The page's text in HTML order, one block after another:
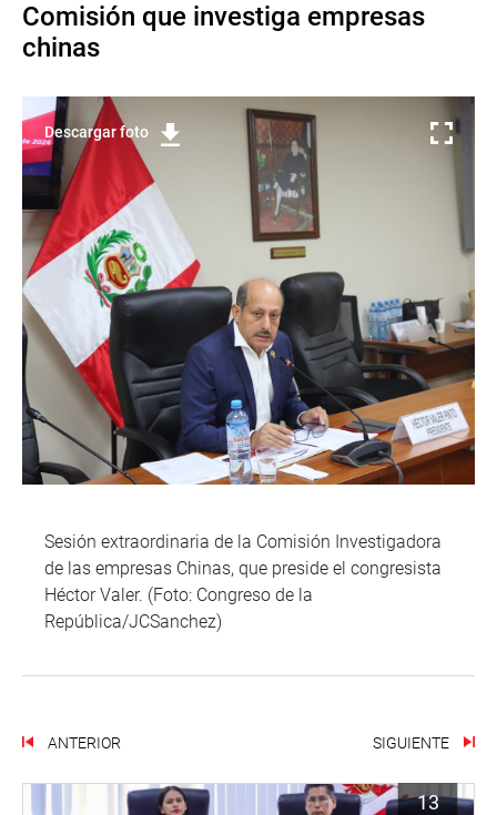
Comisión que investiga empresas
chinas
Descargar foto
Sesión extraordinaria de la Comisión Investigadora
de las empresas Chinas, que preside el congresista
Héctor Valer. (Foto: Congreso de la
República/JCSanchez)
ANTERIOR SIGUIENTE
13